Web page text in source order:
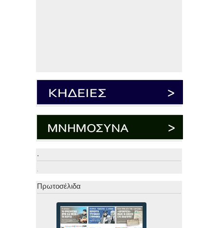
.
.
Πρωτοσέλιδα